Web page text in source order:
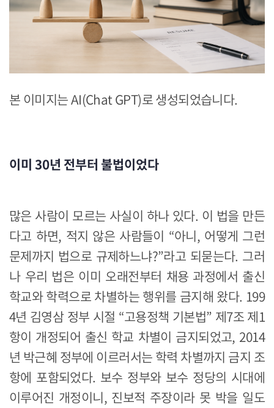
본 이미지는 AI(Chat GPT)로 생성되었습니다.
이미 30년 전부터 불법이었다
많은 사람이 모르는 사실이 하나 있다. 이 법을 만든
다고 하면, 적지 않은 사람들이 “아니, 어떻게 그런
문제까지 법으로 규제하느냐?”라고 되묻는다. 그러
나 우리 법은 이미 오래전부터 채용 과정에서 출신
학교와 학력으로 차별하는 행위를 금지해 왔다. 199
4년 김영삼 정부 시절 “고용정책 기본법” 제7조 제1
항이 개정되어 출신 학교 차별이 금지되었고, 2014
년 박근혜 정부에 이르러서는 학력 차별까지 금지 조
항에 포함되었다. 보수 정부와 보수 정당의 시대에
이루어진 개정이니, 진보적 주장이라 못 박을 일도